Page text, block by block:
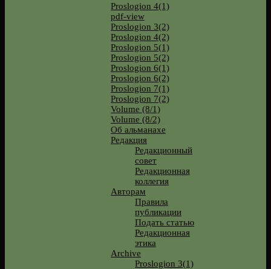
Proslogion 4(1)
pdf-view
Proslogion 3(2)
Proslogion 4(2)
Proslogion 5(1)
Proslogion 5(2)
Proslogion 6(1)
Proslogion 6(2)
Proslogion 7(1)
Proslogion 7(2)
Volume (8/1)
Volume (8/2)
Об альманахе
Редакция
Редакционный
совет
Редакционная
коллегия
Авторам
Правила
публикации
Подать статью
Редакционная
этика
Archive
Proslogion 3(1)